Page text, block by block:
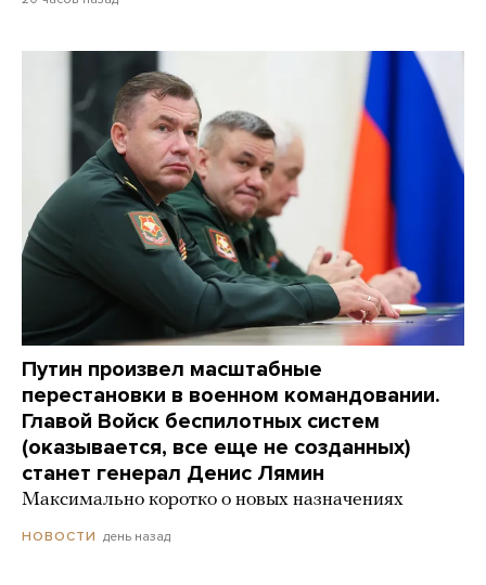
Путин произвел масштабные
перестановки в военном командовании.
Главой Войск беспилотных систем
(оказывается, все еще не созданных)
станет генерал Денис Лямин
Максимально коротко о новых назначениях
НОВОСТИ день назад